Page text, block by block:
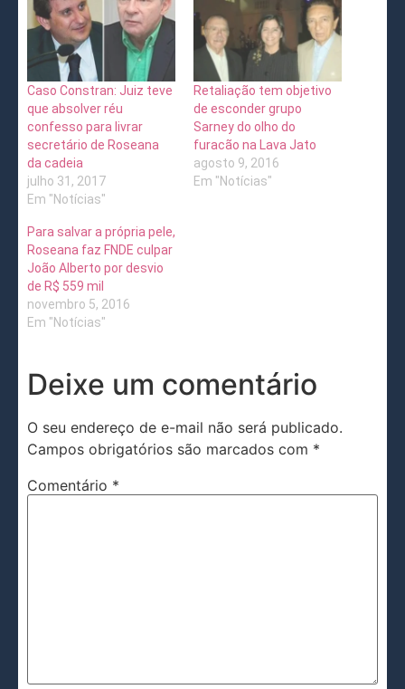
Caso Constran: Juiz teve
que absolver réu
confesso para livrar
secretário de Roseana
da cadeia
julho 31, 2017
Em "Notícias"
Retaliação tem objetivo
de esconder grupo
Sarney do olho do
furacão na Lava Jato
agosto 9, 2016
Em "Notícias"
Para salvar a própria pele,
Roseana faz FNDE culpar
João Alberto por desvio
de R$ 559 mil
novembro 5, 2016
Em "Notícias"
Deixe um comentário
O seu endereço de e-mail não será publicado.
Campos obrigatórios são marcados com *
Comentário *